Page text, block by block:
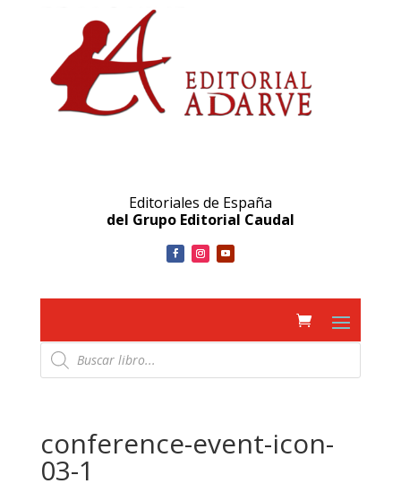
Editoriales de España
del Grupo Editorial Caudal
Búsqueda
de
productos
conference-event-icon-
03-1